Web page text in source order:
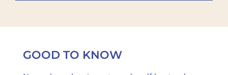
GOOD TO KNOW